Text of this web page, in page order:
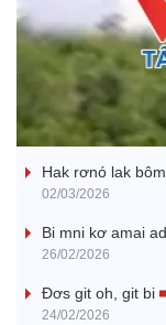
Nhớ bạn
Hak rơnó lak
02/03/2026
Bi mni kơ amai
26/02/2026
Đơs git oh, git bi
24/02/2026